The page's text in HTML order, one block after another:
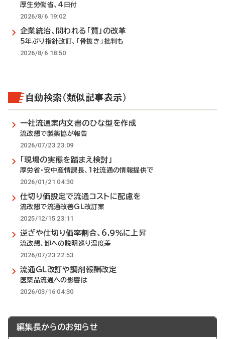
厚生労働省、4日付
2026/8/6 19:02
企業統治、問われる「質」の改革
5年ぶり指針改訂、「骨抜き」批判も
2026/8/6 18:50
自動検索（類似記事表示）
一社流通案内文書のひな型を作成
流改懇で製薬協が報告
2026/07/23 23:09
「現場の実態を踏まえ検討」
厚労省・安中産情課長、1社流通の情報提供で
2026/01/21 04:30
仕切り価設定で流通コストに配慮を
流改懇で流通改善GL改訂案
2025/12/15 23:11
逆ざや仕切り価率割合、6.9％に上昇
流改懇、卸への説明巡り温度差
2026/07/23 22:53
流通GL改訂や調剤報酬改定
医薬品流通への影響は
2026/03/16 04:30
編集長からのお知らせ